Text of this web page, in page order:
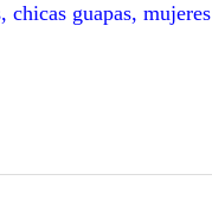
chicas guapas, mujeres